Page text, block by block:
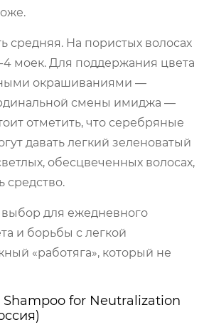
средняя. На пористых волосах
4 моек. Для поддержания цвета
окрашиваниями —
смены имиджа —
отметить, что серебряные
давать легкий зеленоватый
обесцвеченных волосах,
средство.
для ежедневного
и борьбы с легкой
«работяга», который не
Shampoo for Neutralization